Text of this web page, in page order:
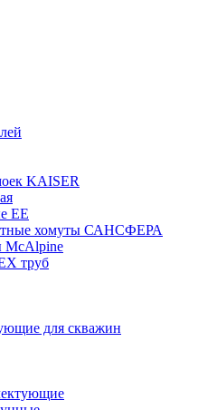
KAISER
EE
хомуты САНСФЕРА
McAlpine
труб
для скважин